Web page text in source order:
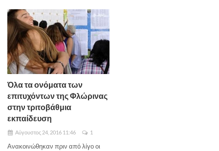
Όλα τα ονόματα των
επιτυχόντων της Φλώρινας
στην τριτοβάθμια
εκπαίδευση
Αύγουστος 24, 2016 11:46 1
Ανακοινώθηκαν πριν από λίγο οι